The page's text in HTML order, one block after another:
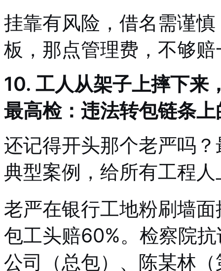
挂靠有风险，借名需谨
板，那点管理费，不够
10. 工人从架子上摔下来
最高检：违法转包链条
还记得开头那个老严吗
典型案例，给所有工程
老严在银行工地粉刷墙
包工头赔60%。检察院
公司（总包）、陈某林